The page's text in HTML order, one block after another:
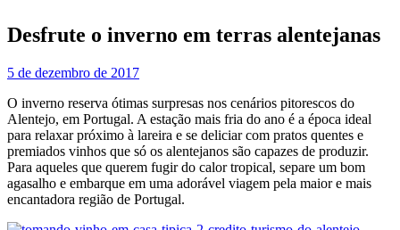
Desfrute o inverno em terras alentejanas
5 de dezembro de 2017
O inverno reserva ótimas surpresas nos cenários pitorescos do
Alentejo, em Portugal. A estação mais fria do ano é a época ideal
para relaxar próximo à lareira e se deliciar com pratos quentes e
premiados vinhos que só os alentejanos são capazes de produzir.
Para aqueles que querem fugir do calor tropical, separe um bom
agasalho e embarque em uma adorável viagem pela maior e mais
encantadora região de Portugal.